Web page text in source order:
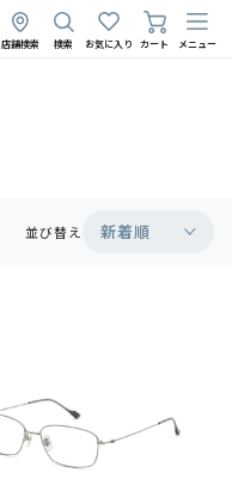
店舗検索 検索 お気に入り カート メニュー
並び替え 新着順